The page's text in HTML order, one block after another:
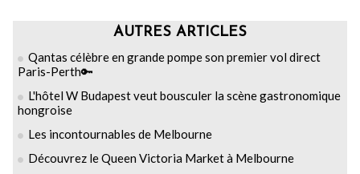
AUTRES ARTICLES
Qantas célèbre en grande pompe son premier vol direct
Paris-Perth🔑
L'hôtel W Budapest veut bousculer la scène gastronomique
hongroise
Les incontournables de Melbourne
Découvrez le Queen Victoria Market à Melbourne